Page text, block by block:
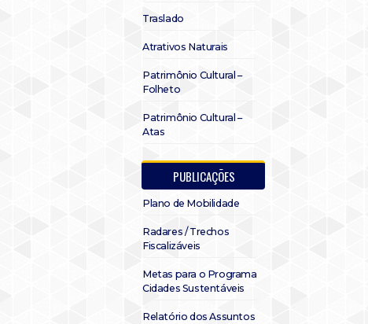
Traslado
Atrativos Naturais
Patrimônio Cultural –
Folheto
Patrimônio Cultural –
Atas
PUBLICAÇÕES
Plano de Mobilidade
Radares / Trechos
Fiscalizáveis
Metas para o Programa
Cidades Sustentáveis
Relatório dos Assuntos